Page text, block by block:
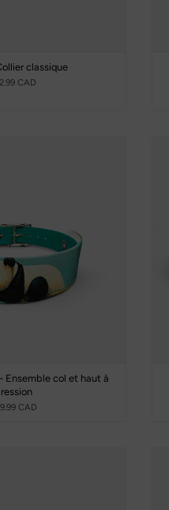
classique
CAD
Ensemble col et haut à
CAD